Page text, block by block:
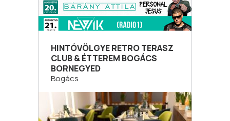
HINTÓVÖLGYE RETRO TERASZ
CLUB & ÉTTEREM BOGÁCS
BORNEGYED
Bogács